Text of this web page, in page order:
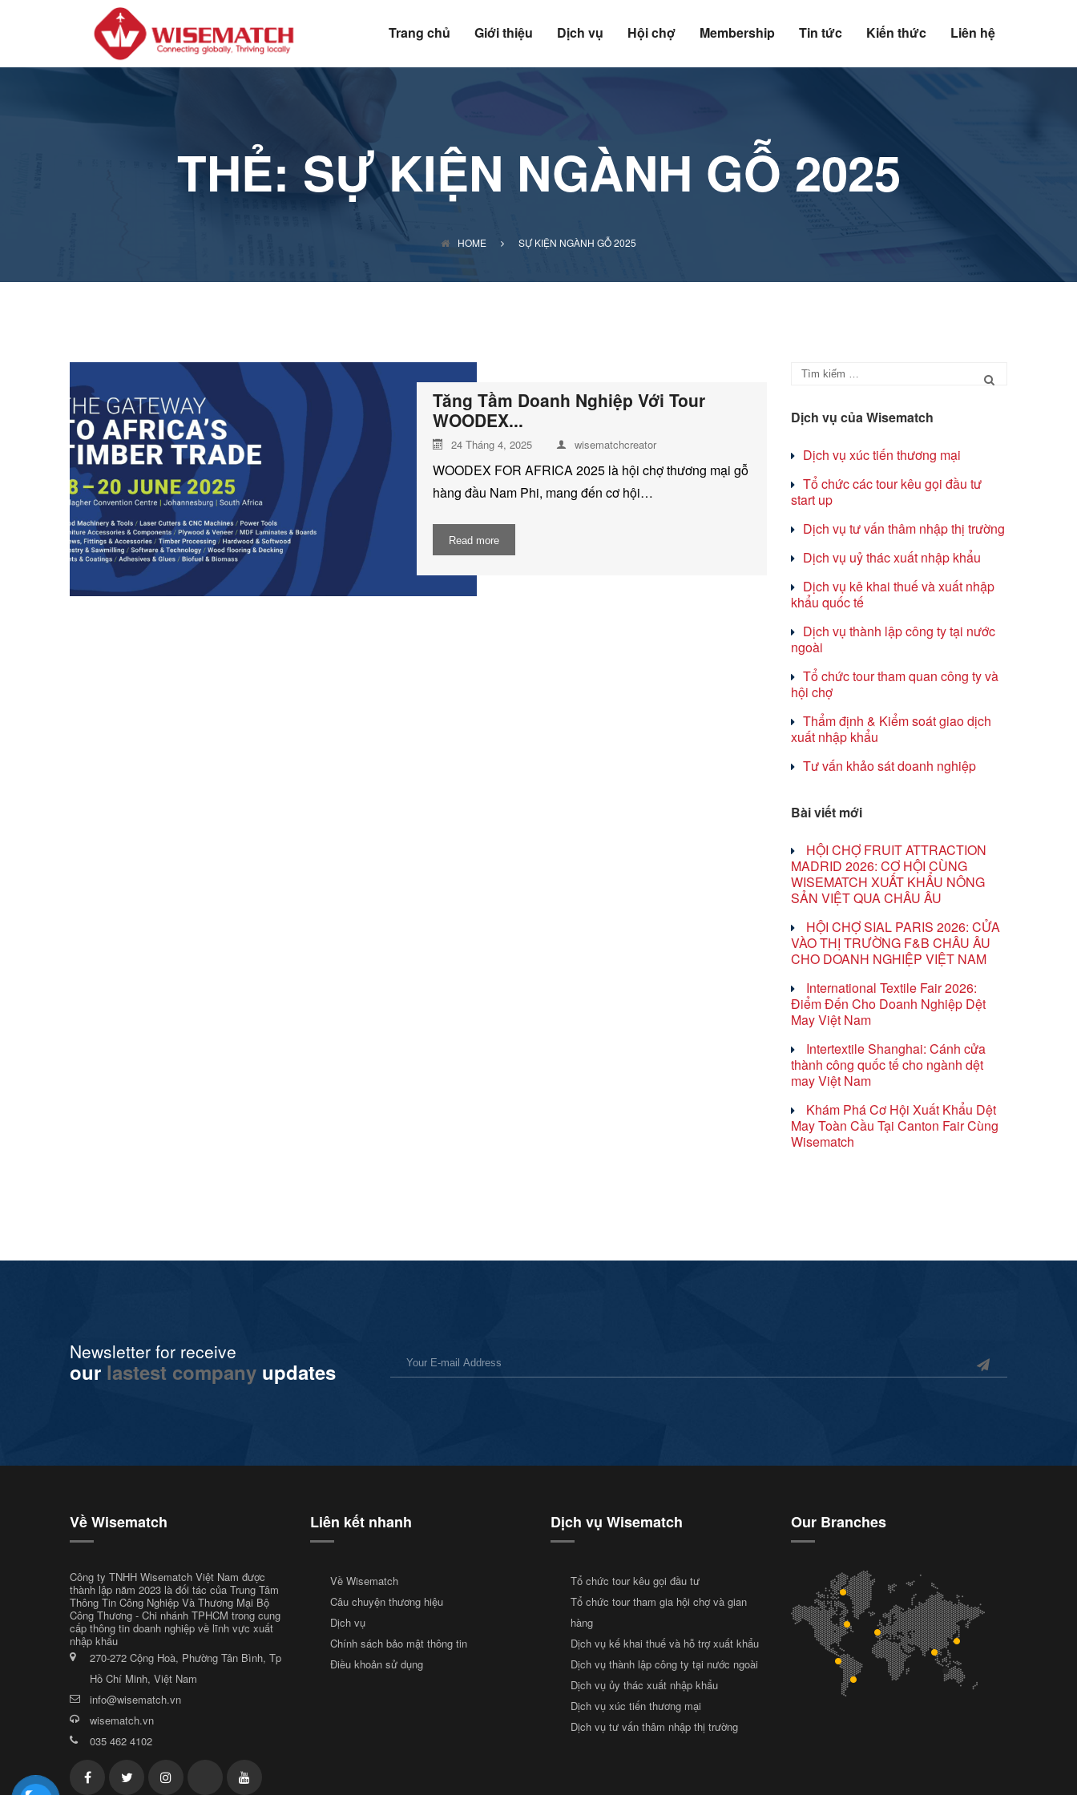
Trang chủ Giới thiệu Dịch vụ Hội chợ Membership Tin tức Kiến thức Liên hệ
THẺ: SỰ KIỆN NGÀNH GỖ 2025
HOME SỰ KIỆN NGÀNH GỖ 2025
Tăng Tầm Doanh Nghiệp Với Tour
WOODEX...
24 Tháng 4, 2025 wisematchcreator
WOODEX FOR AFRICA 2025 là hội chợ thương mại gỗ
hàng đầu Nam Phi, mang đến cơ hội…
Read more
Dịch vụ của Wisematch
Dịch vụ xúc tiến thương mại
Tổ chức các tour kêu gọi đầu tư
start up
Dịch vụ tư vấn thâm nhập thị trường
Dịch vụ uỷ thác xuất nhập khẩu
Dịch vụ kê khai thuế và xuất nhập
khẩu quốc tế
Dịch vụ thành lập công ty tại nước
ngoài
Tổ chức tour tham quan công ty và
hội chợ
Thẩm định & Kiểm soát giao dịch
xuất nhập khẩu
Tư vấn khảo sát doanh nghiệp
Bài viết mới
HỘI CHỢ FRUIT ATTRACTION
MADRID 2026: CƠ HỘI CÙNG
WISEMATCH XUẤT KHẨU NÔNG
SẢN VIỆT QUA CHÂU ÂU
HỘI CHỢ SIAL PARIS 2026: CỬA
VÀO THỊ TRƯỜNG F&B CHÂU ÂU
CHO DOANH NGHIỆP VIỆT NAM
International Textile Fair 2026:
Điểm Đến Cho Doanh Nghiệp Dệt
May Việt Nam
Intertextile Shanghai: Cánh cửa
thành công quốc tế cho ngành dệt
may Việt Nam
Khám Phá Cơ Hội Xuất Khẩu Dệt
May Toàn Cầu Tại Canton Fair Cùng
Wisematch
Newsletter for receive
our lastest company updates
Về Wisematch
Công ty TNHH Wisematch Việt Nam được
thành lập năm 2023 là đối tác của Trung Tâm
Thông Tin Công Nghiệp Và Thương Mại Bộ
Công Thương - Chi nhánh TPHCM trong cung
cấp thông tin doanh nghiệp về lĩnh vực xuất
nhập khẩu
270-272 Cộng Hoà, Phường Tân Bình, Tp
Hồ Chí Minh, Việt Nam
info@wisematch.vn
wisematch.vn
035 462 4102
Liên kết nhanh
Về Wisematch
Câu chuyện thương hiệu
Dịch vụ
Chính sách bảo mật thông tin
Điều khoản sử dụng
Dịch vụ Wisematch
Tổ chức tour kêu gọi đầu tư
Tổ chức tour tham gia hội chợ và gian
hàng
Dịch vụ kế khai thuế và hỗ trợ xuất khẩu
Dịch vụ thành lập công ty tại nước ngoài
Dịch vụ ủy thác xuất nhập khẩu
Dịch vụ xúc tiến thương mại
Dịch vụ tư vấn thâm nhập thị trường
Our Branches